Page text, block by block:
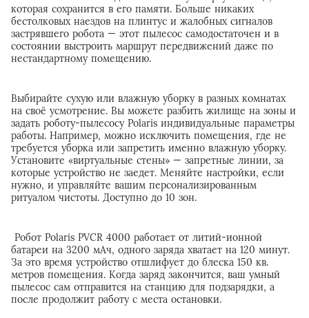
которая сохранится в его памяти. Больше никаких
бестолковых наездов на плинтус и жалобных сигналов
застрявшего робота — этот пылесос самодостаточен и в
состоянии выстроить маршрут передвижений даже по
нестандартному помещению.
Выбирайте сухую или влажную уборку в разных комнатах
на своё усмотрение. Вы можете разбить жилище на зоны и
задать роботу-пылесосу Polaris индивидуальные параметры
работы. Например, можно исключить помещения, где не
требуется уборка или запретить именно влажную уборку.
Установите «виртуальные стены» — запретные линии, за
которые устройство не заедет. Меняйте настройки, если
нужно, и управляйте вашим персонализированным
ритуалом чистоты. Доступно до 10 зон.
Робот Polaris PVCR 4000 работает от литий-ионной
батареи на 3200 мАч, одного заряда хватает на 120 минут.
За это время устройство отшлифует до блеска 150 кв.
метров помещения. Когда заряд закончится, ваш умный
пылесос сам отправится на станцию для подзарядки, а
после продолжит работу с места остановки.